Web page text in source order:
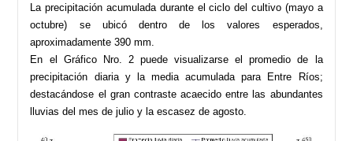
La precipitación acumulada durante el ciclo del cultivo (mayo a
octubre) se ubicó dentro de los valores esperados,
aproximadamente 390 mm.
En el Gráfico Nro. 2 puede visualizarse el promedio de la
precipitación diaria y la media acumulada para Entre Ríos;
destacándose el gran contraste acaecido entre las abundantes
lluvias del mes de julio y la escasez de agosto.